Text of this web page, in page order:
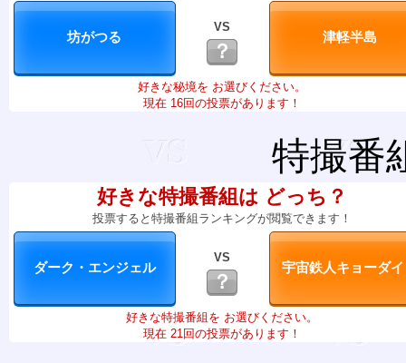
VS
？
好きな秘境を お選びください。
現在 16回の投票があります！
特撮番
好きな特撮番組は どっち？
投票すると特撮番組ランキングが閲覧できます！
VS
？
好きな特撮番組を お選びください。
現在 21回の投票があります！